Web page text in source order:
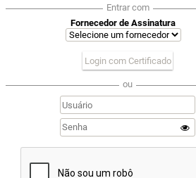
Entrar com
Fornecedor de Assinatura
Login com Certificado
ou